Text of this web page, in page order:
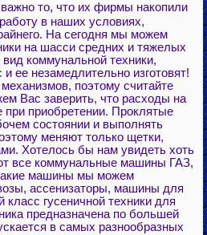
то, что их фирмы накопили
в наших условиях,
На сегодня мы можем
на шасси средних и тяжелых
коммунальной техники,
ее незамедлительно изготовят!
поэтому считайте
Вас заверить, что расходы на
при приобретении. Проклятые
состоянии и выполнять
меняют только щетки,
Хотелось бы нам увидеть хоть
все коммунальные машины ГАЗ,
Какие машины мы можем
ассенизаторы, машины для
гусеничной техники для
предназначена по большей
в самых разнообразных